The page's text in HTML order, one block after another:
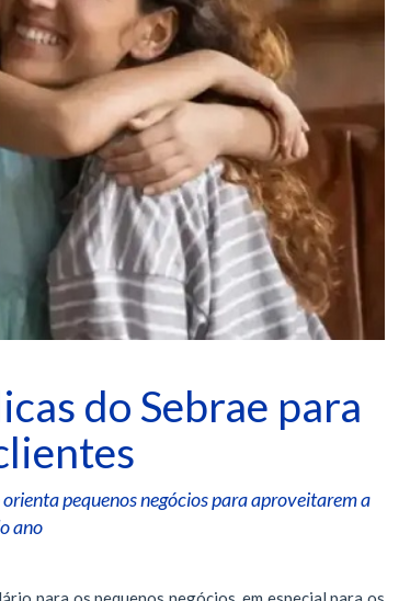
do Sebrae para
pequenos negócios para aproveitarem a
ano